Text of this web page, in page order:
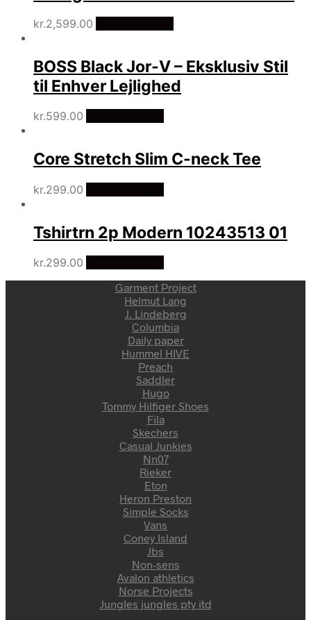
kr.2,599.00
BOSS Black Jor-V – Eksklusiv Stil
til Enhver Lejlighed
kr.599.00
Core Stretch Slim C-neck Tee
kr.299.00
Tshirtrn 2p Modern 10243513 01
kr.299.00
Garment Project
Helmut Lang
J. Lindeberg
Columbia
Daily paper
Hummel HIVE
Preach
Saddler
Hugo
Tommy Hilfiger Shoes
Fila
Skechers
Casual Junkies
Nn07
Rieker
Eton
Heron Preston
Simple Socks
Vans
Coney Island
Jbs
Non-sens
Avalon athletics
Norse Projects
Jungles jungles pty itd